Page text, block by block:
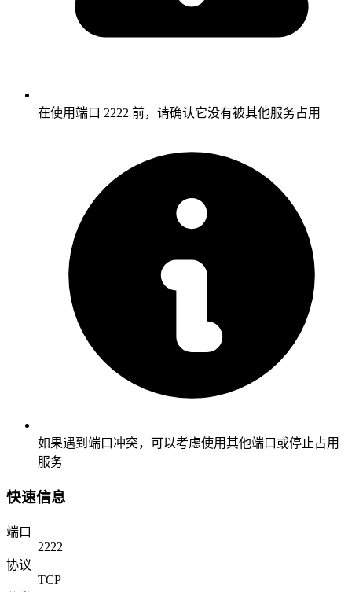
在使用端口 2222 前，请确认它没有被其他服务占用
如果遇到端口冲突，可以考虑使用其他端口或停止占用
服务
快速信息
端口
2222
协议
TCP